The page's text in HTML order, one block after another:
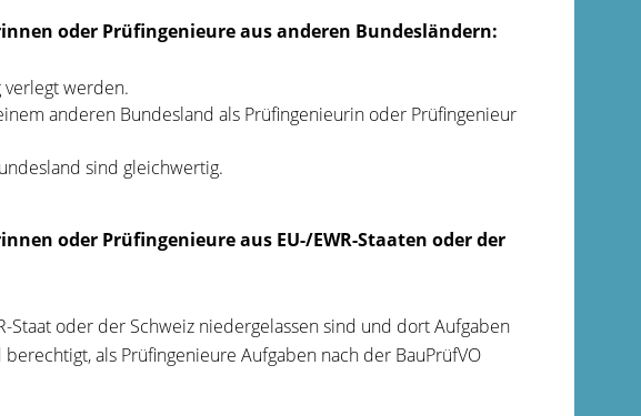
oder Prüfingenieure aus anderen Bundesländern:
verlegt werden.
anderen Bundesland als Prüfingenieurin oder Prüfingenieur
sind gleichwertig.
oder Prüfingenieure aus EU-/EWR-Staaten oder der
Staat oder der Schweiz niedergelassen sind und dort Aufgaben
als Prüfingenieure Aufgaben nach der BauPrüfVO